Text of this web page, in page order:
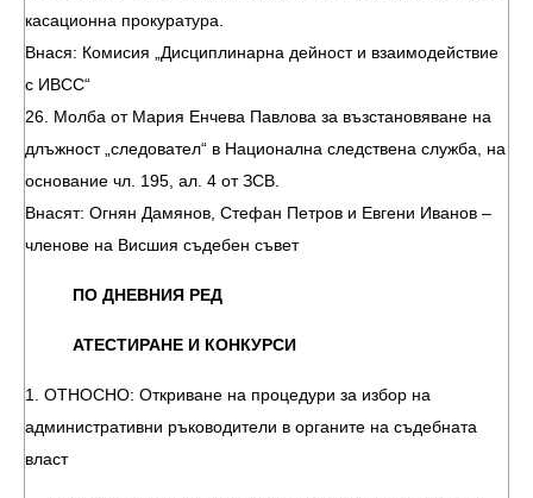
касационна прокуратура.
Внася: Комисия „Дисциплинарна дейност и взаимодействие
с ИВСС“
26. Молба от Мария Енчева Павлова за възстановяване на
длъжност „следовател“ в Национална следствена служба, на
основание чл. 195, ал. 4 от ЗСВ.
Внасят: Огнян Дамянов, Стефан Петров и Евгени Иванов –
членове на Висшия съдебен съвет
ПО ДНЕВНИЯ РЕД
АТЕСТИРАНЕ И КОНКУРСИ
1. ОТНОСНО: Откриване на процедури за избор на
административни ръководители в органите на съдебната
власт